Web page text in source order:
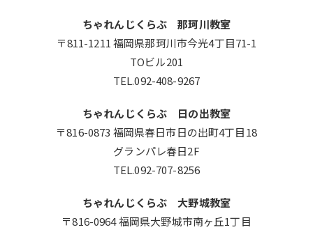
ちゃれんじくらぶ 那珂川教室
〒811-1211 福岡県那珂川市今光4丁目71-1
TOビル201
TEL.092-408-9267
ちゃれんじくらぶ 日の出教室
〒816-0873 福岡県春日市日の出町4丁目18
グランパレ春日2F
TEL.092-707-8256
ちゃれんじくらぶ 大野城教室
〒816-0964 福岡県大野城市南ヶ丘1丁目